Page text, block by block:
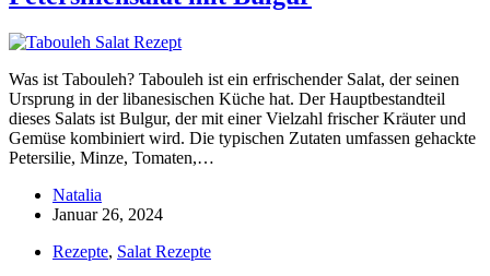
Was ist Tabouleh? Tabouleh ist ein erfrischender Salat, der seinen
Ursprung in der libanesischen Küche hat. Der Hauptbestandteil
dieses Salats ist Bulgur, der mit einer Vielzahl frischer Kräuter und
Gemüse kombiniert wird. Die typischen Zutaten umfassen gehackte
Petersilie, Minze, Tomaten,…
Natalia
Januar 26, 2024
Rezepte, Salat Rezepte